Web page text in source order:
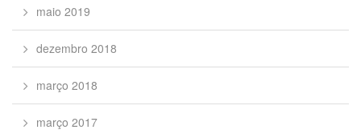
maio 2019
dezembro 2018
março 2018
março 2017